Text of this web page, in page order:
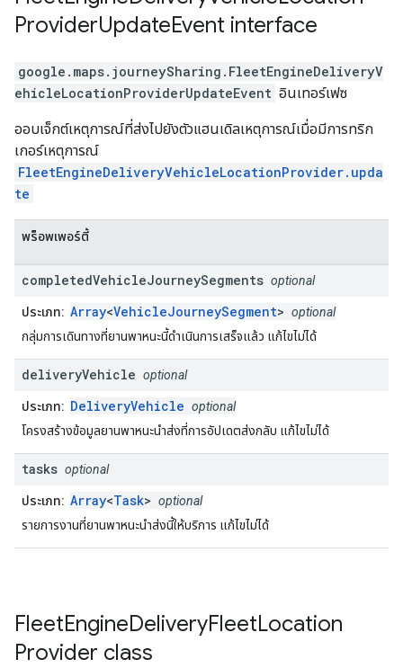
ProviderUpdateEvent interface
google.maps.journeySharing . FleetEngineDeliveryV
ehicleLocationProviderUpdateEvent อินเทอร์เฟซ
ออบเจ็กต์เหตุการณ์ที่ส่งไปยังตัวแฮนเดิลเหตุการณ์เมื่อมีการทริก
เกอร์เหตุการณ์
FleetEngineDeliveryVehicleLocationProvider.upda
te
พร็อพเพอร์ตี้
completedVehicleJourneySegments optional
ประเภท: Array<VehicleJourneySegment> optional
กลุ่มการเดินทางที่ยานพาหนะนี้ดำเนินการเสร็จแล้ว แก้ไขไม่ได้
deliveryVehicle optional
ประเภท: DeliveryVehicle optional
โครงสร้างข้อมูลยานพาหนะนำส่งที่การอัปเดตส่งกลับ แก้ไขไม่ได้
tasks optional
ประเภท: Array<Task> optional
รายการงานที่ยานพาหนะนำส่งนี้ให้บริการ แก้ไขไม่ได้
FleetEngineDeliveryFleetLocation
Provider class